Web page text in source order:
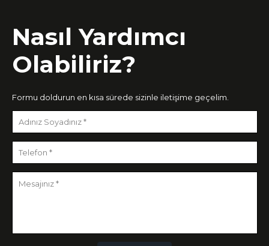
Nasıl Yardımcı
Olabiliriz?
Formu doldurun en kısa sürede sizinle iletişime geçelim.